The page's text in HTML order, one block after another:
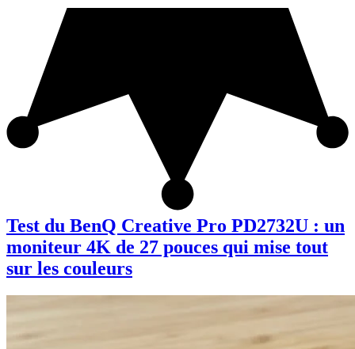
Test du BenQ Creative Pro PD2732U : un
moniteur 4K de 27 pouces qui mise tout
sur les couleurs